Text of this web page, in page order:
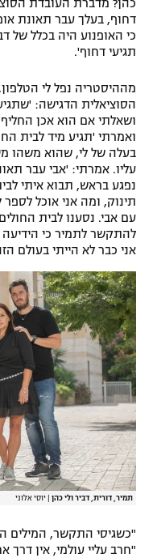
כהן? מדברת העובדת
דחוף, בעלך עבר תאונת
כי האופנוע היה בכלל של
תגיעי דחוף'.
מההיסטריה נפל לי
הסוציאלית הדגישה:
ושאלתי אם הוא אכן
ואמרתי 'תגיע מיד לבית
בעלה של לי, שהוא משהו
עליו. אמרתי: 'אבי עבר
נפגע בראש, תבוא איתי
תינוק, ומה אני אוכל
עם אבי. נסענו לבית
להתקשר לתמיר כי
אני כבר לא הייתי בעולם
תמיר, דורית, דביר ולי כהן יוסי אלוני
"כשגיסי התקשר, המילים
"חרב עליי עולמי, אין